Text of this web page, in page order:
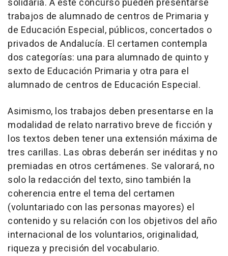
trabajos de alumnado de centros de Primaria y
de Educación Especial, públicos, concertados o
privados de Andalucía. El certamen contempla
dos categorías: una para alumnado de quinto y
sexto de Educación Primaria y otra para el
alumnado de centros de Educación Especial.
Asimismo, los trabajos deben presentarse en la
modalidad de relato narrativo breve de ficción y
los textos deben tener una extensión máxima de
tres carillas. Las obras deberán ser inéditas y no
premiadas en otros certámenes. Se valorará, no
solo la redacción del texto, sino también la
coherencia entre el tema del certamen
(voluntariado con las personas mayores) el
contenido y su relación con los objetivos del año
internacional de los voluntarios, originalidad,
riqueza y precisión del vocabulario.